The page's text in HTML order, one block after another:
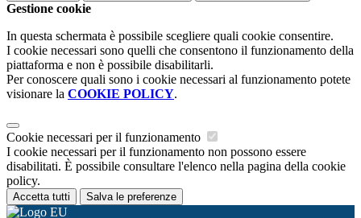
Gestione cookie
In questa schermata è possibile scegliere quali cookie consentire.
I cookie necessari sono quelli che consentono il funzionamento della
piattaforma e non è possibile disabilitarli.
Per conoscere quali sono i cookie necessari al funzionamento potete
visionare la COOKIE POLICY.
Cookie necessari per il funzionamento
I cookie necessari per il funzionamento non possono essere
disabilitati. È possibile consultare l'elenco nella pagina della cookie
policy.
Accetta tutti Salva le preferenze